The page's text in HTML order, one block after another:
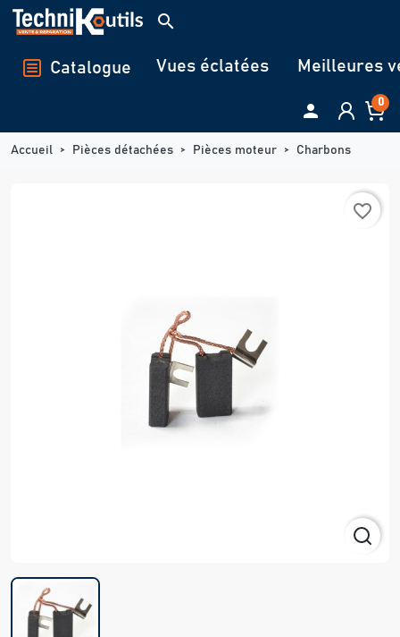
Panneau de gestion des cookies
search
Catalogue Vues éclatées Meilleures
 0
Accueil Pièces détachées Pièces moteur Charbons
favorite_border